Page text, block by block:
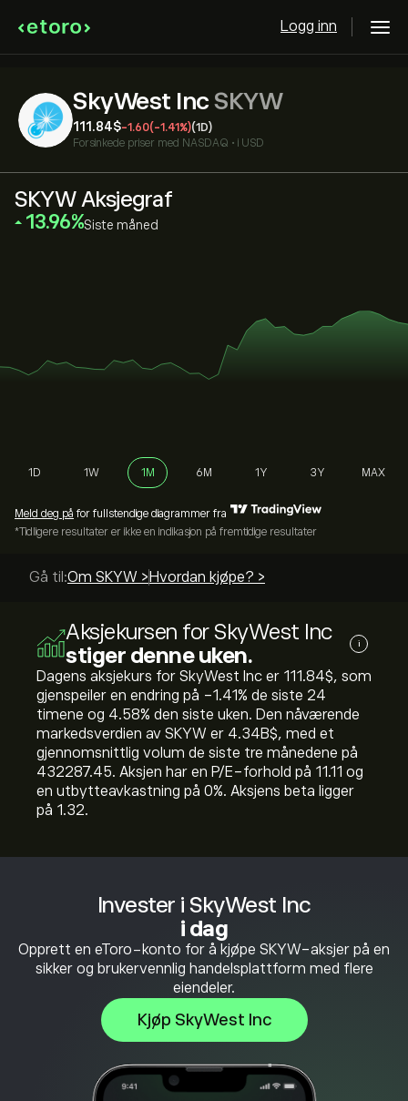
Logg inn
SkyWest Inc SKYW
111.84‎$‎-1.60(-1.41%)(1D)
Forsinkede priser med NASDAQ • i USD
Invester i SkyWest Inc
i dag
Opprett en eToro-konto for å kjøpe SKYW-aksjer på en
sikker og brukervennlig handelsplattform med flere
eiendeler.
Kjøp SkyWest Inc
SKYW Aksjegraf
‎13.96‎ Siste måned
1D 1W 1M 6M 1Y 3Y MAX
Meld deg på for fullstendige diagrammer fra
*Tidligere resultater er ikke en indikasjon på fremtidige resultater
Gå til:Om SKYW > Hvordan kjøpe? >
Aksjekursen for SkyWest Inc
stiger denne uken.
i
Dagens aksjekurs for SkyWest Inc er 111.84‎$‎, som
gjenspeiler en endring på ‎-1.41‎% de siste 24
timene og ‎4.58‎% den siste uken. Den nåværende
markedsverdien av SKYW er 4.34B‎$‎, med et
gjennomsnittlig volum de siste tre månedene på
432287.45. Aksjen har en P/E-forhold på 11.11 og
en utbytteavkastning på 0%. Aksjens beta ligger
på 1.32.